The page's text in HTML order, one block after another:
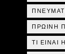
ΠΡΩΙΝΗ
ΤΙ ΕΙΝΑΙ